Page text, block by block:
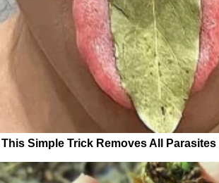
This Simple Trick Removes All